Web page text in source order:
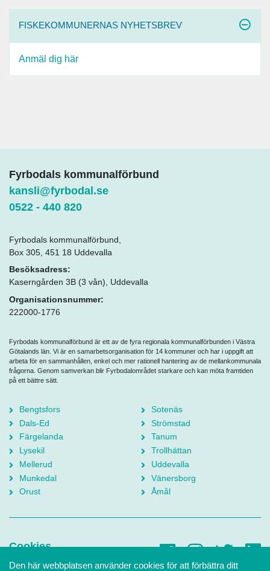
FISKEKOMMUNERNAS NYHETSBREV
Anmäl dig här
Fyrbodals kommunalförbund
kansli@fyrbodal.se
0522 - 440 820
Fyrbodals kommunalförbund,
Box 305, 451 18 Uddevalla
Besöksadress:
Kaserngården 3B (3 vån), Uddevalla
Organisationsnummer:
222000-1776
Fyrbodals kommunalförbund är ett av de fyra regionala kommunalförbunden i Västra
Götalands län. Vi är en samarbetsorganisation för 14 kommuner och har i uppgift att
arbeta för en sammanhållen, enkel och mer rationell hantering av de mellankommunala
frågorna. Genom samverkan blir Fyrbodalområdet starkare och kan möta framtiden
på ett bättre sätt.
Bengtsfors
Dals-Ed
Färgelanda
Lysekil
Mellerud
Munkedal
Orust
Sotenäs
Strömstad
Tanum
Trollhättan
Uddevalla
Vänersborg
Åmål
Cookies
Den här webbplatsen använder cookies för att förbättra ditt